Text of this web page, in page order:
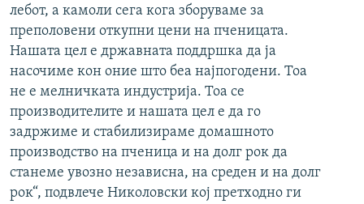
лебот, а камоли сега кога зборуваме за
преполовени откупни цени на пченицата.
Нашата цел е државната поддршка да ја
насочиме кон оние што беа најпогодени. Тоа
не е мелничката индустрија. Тоа се
производителите и нашата цел е да го
задржиме и стабилизираме домашното
производство на пченица и на долг рок да
станеме увозно независна, на среден и на долг
рок“, подвлече Николовски кој претходно ги